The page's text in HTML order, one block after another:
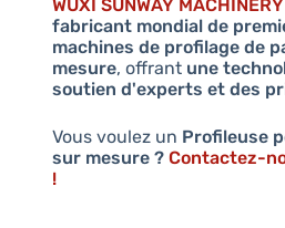
WUXI SUNWAY
fabricant mondial de
machines de profilage de
mesure, offrant une
soutien d'experts et des
Vous voulez un Profileuse
sur mesure ? Contactez-
!